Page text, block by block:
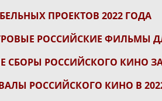
ПРОЕКТОВ 2022 ГОДА
РОССИЙСКИЕ ФИЛЬМЫ
СБОРЫ РОССИЙСКОГО КИНО
РОССИЙСКОГО КИНО В